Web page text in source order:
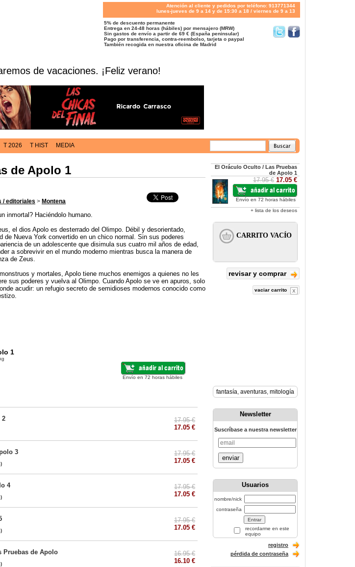
Atención al cliente y pedidos por teléfono: 913771344
lunes-jueves de 9 a 14 y de 15:30 a 18 / viernes de 9 a 13
5% de descuento permanente
Entrega en 24-48 horas (hábiles) por mensajero (MRW)
Sin gastos de envío a partir de 69 € (España peninsular)
Pago por transferencia, contra-reembolso, tarjeta o paypal
También recogida en nuestra oficina de Madrid
de vacaciones. ¡Feliz verano!
T 2026 T HIST MEDIA
de Apolo 1
/ editoriales > Montena
inmortal? Haciéndolo humano.
el dios Apolo es desterrado del Olimpo. Débil y desorientado,
de Nueva York convertido en un chico normal. Sin sus poderes
de un adolescente que disimula sus cuatro mil años de edad,
a sobrevivir en el mundo moderno mientras busca la manera de
de Zeus.
y mortales, Apolo tiene muchos enemigos a quienes no les
sus poderes y vuelva al Olimpo. Cuando Apolo se ve en apuros, solo
acudir: un refugio secreto de semidioses modernos conocido como
1
Envío en 72 horas hábiles
2
17.95 €
17.05 €
3
17.95 €
17.05 €
4
17.95 €
17.05 €
17.95 €
17.05 €
Pruebas de Apolo
16.95 €
16.10 €
El Oráculo Oculto / Las Pruebas
de Apolo 1
17.95 € 17.05 €
Envío en 72 horas hábiles
+ lista de los deseos
revisar y comprar
vaciar carrito
fantasía, aventuras, mitología
Newsletter
Suscríbase a nuestra newsletter
enviar
Usuarios
nombre/nick
contraseña
recordarme en este
equipo
registro
pérdida de contraseña